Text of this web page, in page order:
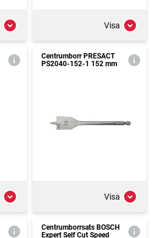
Visa
Centrumborr PRESACT
PS2040-152-1 152 mm
Visa
Centrumborrsats BOSCH
Expert Self Cut Speed